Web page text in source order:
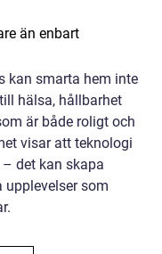
än enbart
kan smarta hem inte
hälsa, hållbarhet
är både roligt och
visar att teknologi
det kan skapa
upplevelser som